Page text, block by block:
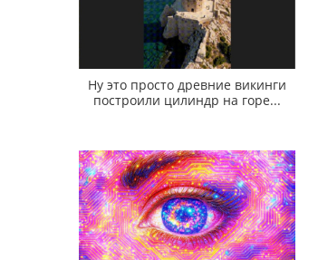
Ну это просто древние викинги
построили цилиндр на горе...